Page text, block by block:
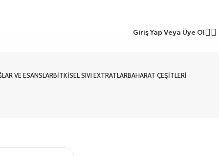
Giriş Yap Veya Üye Ol
VE ESANSLARBITKISEL SIVI EXTRATLARBAHARAT ÇEŞITLERI